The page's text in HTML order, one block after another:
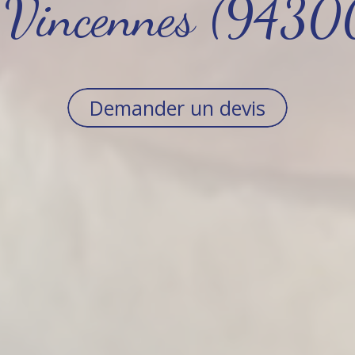
Demander un devis